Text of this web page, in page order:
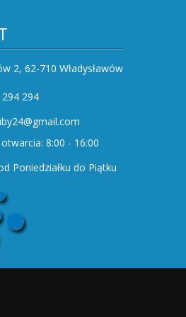
2, 62-710 Władysławów
294 294
8:00 - 16:00
Poniedziałku do Piątku